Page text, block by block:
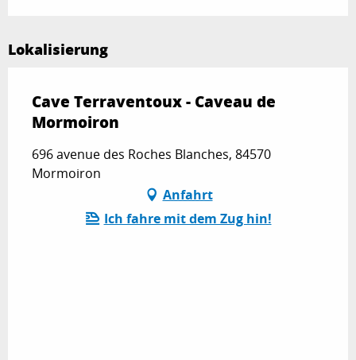
Lokalisierung
Cave Terraventoux - Caveau de
Mormoiron
696 avenue des Roches Blanches, 84570
Mormoiron
Anfahrt
Ich fahre mit dem Zug hin!